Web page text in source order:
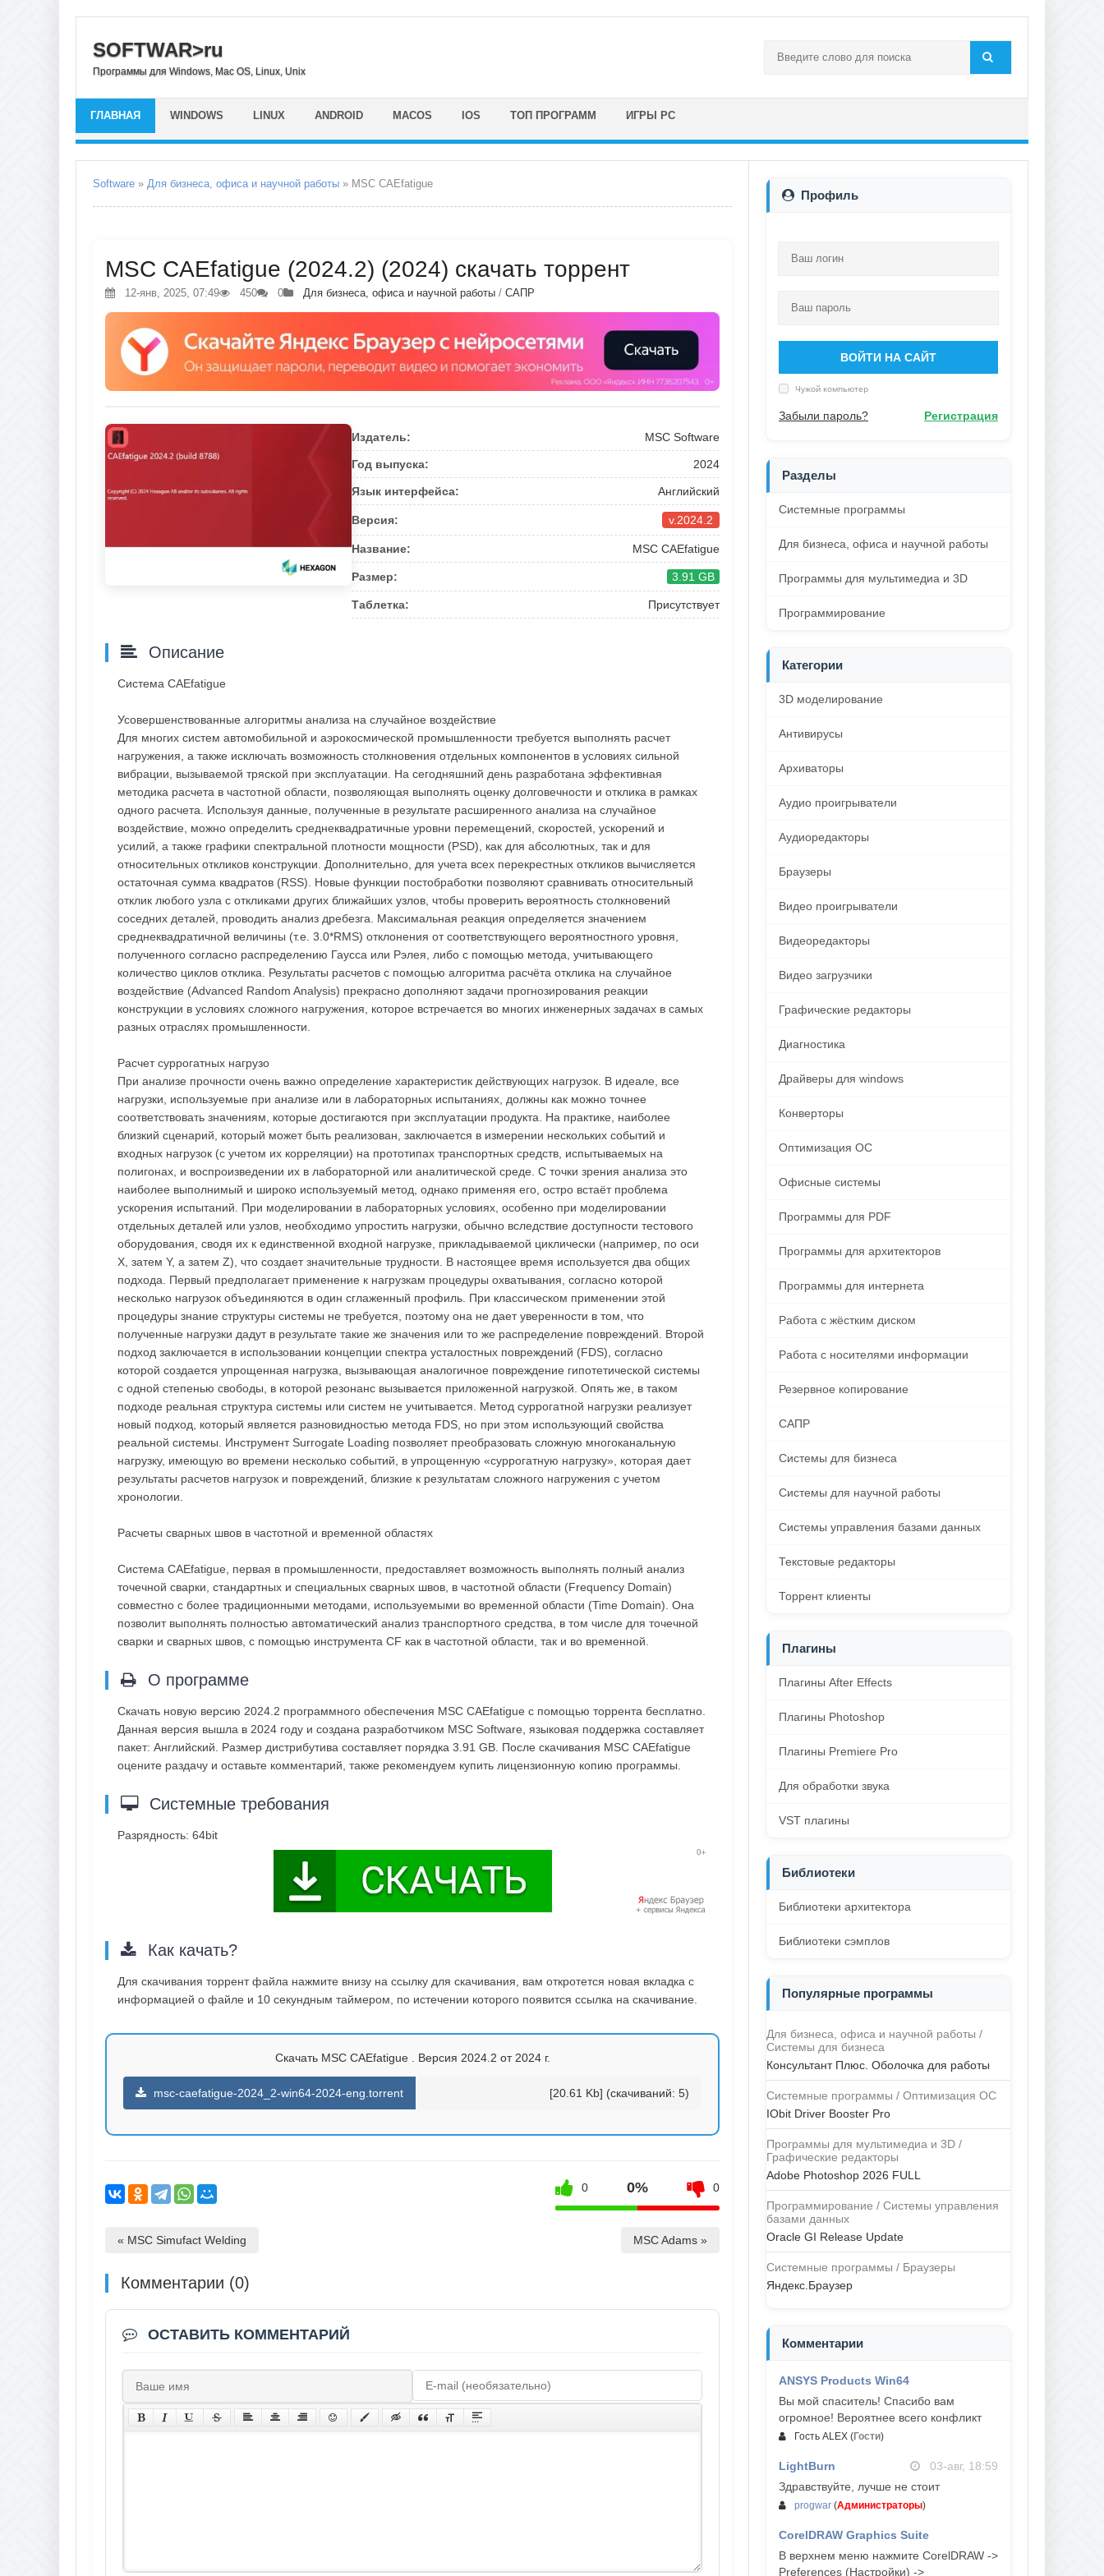
SOFTWAR>ru
Программы для Windows, Mac OS, Linux, Unix
ГЛАВНАЯ WINDOWS LINUX ANDROID MACOS IOS ТОП ПРОГРАММ ИГРЫ PC
Software » Для бизнеса, офиса и научной работы » MSC CAEfatigue
MSC CAEfatigue (2024.2) (2024) скачать торрент
12-янв, 2025, 07:49 450 0 Для бизнеса, офиса и научной работы / САПР
Издатель: MSC Software
Год выпуска: 2024
Язык интерфейса: Английский
Версия: v.2024.2
Название: MSC CAEfatigue
Размер: 3.91 GB
Таблетка: Присутствует
Описание
Система CAEfatigue
Усовершенствованные алгоритмы анализа на случайное воздействие
Для многих систем автомобильной и аэрокосмической промышленности требуется выполнять расчет
нагружения, а также исключать возможность столкновения отдельных компонентов в условиях сильной
вибрации, вызываемой тряской при эксплуатации. На сегодняшний день разработана эффективная
методика расчета в частотной области, позволяющая выполнять оценку долговечности и отклика в рамках
одного расчета. Используя данные, полученные в результате расширенного анализа на случайное
воздействие, можно определить среднеквадратичные уровни перемещений, скоростей, ускорений и
усилий, а также графики спектральной плотности мощности (PSD), как для абсолютных, так и для
относительных откликов конструкции. Дополнительно, для учета всех перекрестных откликов вычисляется
остаточная сумма квадратов (RSS). Новые функции постобработки позволяют сравнивать относительный
отклик любого узла с откликами других ближайших узлов, чтобы проверить вероятность столкновений
соседних деталей, проводить анализ дребезга. Максимальная реакция определяется значением
среднеквадратичной величины (т.е. 3.0*RMS) отклонения от соответствующего вероятностного уровня,
полученного согласно распределению Гаусса или Рэлея, либо с помощью метода, учитывающего
количество циклов отклика. Результаты расчетов с помощью алгоритма расчёта отклика на случайное
воздействие (Advanced Random Analysis) прекрасно дополняют задачи прогнозирования реакции
конструкции в условиях сложного нагружения, которое встречается во многих инженерных задачах в самых
разных отраслях промышленности.
Расчет суррогатных нагрузо
При анализе прочности очень важно определение характеристик действующих нагрузок. В идеале, все
нагрузки, используемые при анализе или в лабораторных испытаниях, должны как можно точнее
соответствовать значениям, которые достигаются при эксплуатации продукта. На практике, наиболее
близкий сценарий, который может быть реализован, заключается в измерении нескольких событий и
входных нагрузок (с учетом их корреляции) на прототипах транспортных средств, испытываемых на
полигонах, и воспроизведении их в лабораторной или аналитической среде. С точки зрения анализа это
наиболее выполнимый и широко используемый метод, однако применяя его, остро встаёт проблема
ускорения испытаний. При моделировании в лабораторных условиях, особенно при моделировании
отдельных деталей или узлов, необходимо упростить нагрузки, обычно вследствие доступности тестового
оборудования, сводя их к единственной входной нагрузке, прикладываемой циклически (например, по оси
X, затем Y, а затем Z), что создает значительные трудности. В настоящее время используется два общих
подхода. Первый предполагает применение к нагрузкам процедуры охватывания, согласно которой
несколько нагрузок объединяются в один сглаженный профиль. При классическом применении этой
процедуры знание структуры системы не требуется, поэтому она не дает уверенности в том, что
полученные нагрузки дадут в результате такие же значения или то же распределение повреждений. Второй
подход заключается в использовании концепции спектра усталостных повреждений (FDS), согласно
которой создается упрощенная нагрузка, вызывающая аналогичное повреждение гипотетической системы
с одной степенью свободы, в которой резонанс вызывается приложенной нагрузкой. Опять же, в таком
подходе реальная структура системы или систем не учитывается. Метод суррогатной нагрузки реализует
новый подход, который является разновидностью метода FDS, но при этом использующий свойства
реальной системы. Инструмент Surrogate Loading позволяет преобразовать сложную многоканальную
нагрузку, имеющую во времени несколько событий, в упрощенную «суррогатную нагрузку», которая дает
результаты расчетов нагрузок и повреждений, близкие к результатам сложного нагружения с учетом
хронологии.
Расчеты сварных швов в частотной и временной областях
Система CAEfatigue, первая в промышленности, предоставляет возможность выполнять полный анализ
точечной сварки, стандартных и специальных сварных швов, в частотной области (Frequency Domain)
совместно с более традиционными методами, используемыми во временной области (Time Domain). Она
позволит выполнять полностью автоматический анализ транспортного средства, в том числе для точечной
сварки и сварных швов, с помощью инструмента CF как в частотной области, так и во временной.
О программе
Скачать новую версию 2024.2 программного обеспечения MSC CAEfatigue с помощью торрента бесплатно.
Данная версия вышла в 2024 году и создана разработчиком MSC Software, языковая поддержка составляет
пакет: Английский. Размер дистрибутива составляет порядка 3.91 GB. После скачивания MSC CAEfatigue
оцените раздачу и оставьте комментарий, также рекомендуем купить лицензионную копию программы.
Системные требования
Разрядность: 64bit
Как качать?
Для скачивания торрент файла нажмите внизу на ссылку для скачивания, вам откротется новая вкладка с
информацией о файле и 10 секундным таймером, по истечении которого появится ссылка на скачивание.
Скачать MSC CAEfatigue . Версия 2024.2 от 2024 г.
msc-caefatigue-2024_2-win64-2024-eng.torrent [20.61 Kb] (cкачиваний: 5)
0 0% 0
« MSC Simufact Welding MSC Adams »
Комментарии (0)
ОСТАВИТЬ КОММЕНТАРИЙ
Профиль
ВОЙТИ НА САЙТ
Чужой компьютер
Забыли пароль? Регистрация
Разделы
Системные программы
Для бизнеса, офиса и научной работы
Программы для мультимедиа и 3D
Программирование
Категории
3D моделирование
Антивирусы
Архиваторы
Аудио проигрыватели
Аудиоредакторы
Браузеры
Видео проигрыватели
Видеоредакторы
Видео загрузчики
Графические редакторы
Диагностика
Драйверы для windows
Конверторы
Оптимизация ОС
Офисные системы
Программы для PDF
Программы для архитекторов
Программы для интернета
Работа с жёстким диском
Работа с носителями информации
Резервное копирование
САПР
Системы для бизнеса
Системы для научной работы
Системы управления базами данных
Текстовые редакторы
Торрент клиенты
Плагины
Плагины After Effects
Плагины Photoshop
Плагины Premiere Pro
Для обработки звука
VST плагины
Библиотеки
Библиотеки архитектора
Библиотеки сэмплов
Популярные программы
Для бизнеса, офиса и научной работы /
Системы для бизнеса
Консультант Плюс. Оболочка для работы
Системные программы / Оптимизация ОС
IObit Driver Booster Pro
Программы для мультимедиа и 3D /
Графические редакторы
Adobe Photoshop 2026 FULL
Программирование / Системы управления
базами данных
Oracle GI Release Update
Системные программы / Браузеры
Яндекс.Браузер
Комментарии
ANSYS Products Win64
Вы мой спаситель! Спасибо вам
огромное! Вероятнее всего конфликт
Гость ALEX (Гости)
LightBurn
03-авг, 18:59
Здравствуйте, лучше не стоит
progwar (Администраторы)
CorelDRAW Graphics Suite
03-авг, 18:58
В верхнем меню нажмите CorelDRAW ->
Preferences (Настройки) ->